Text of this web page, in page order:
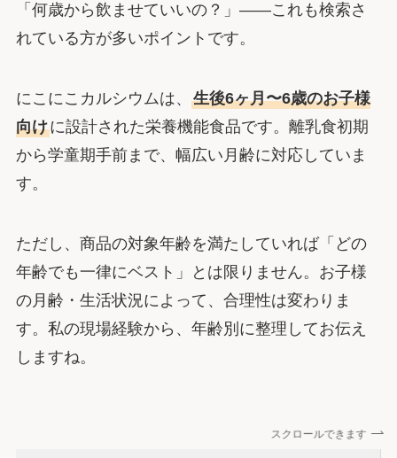
「何歳から飲ませていいの？」――これも検索さ
れている方が多いポイントです。
にこにこカルシウムは、 生後6ヶ月〜6歳のお子様
向けに設計された栄養機能食品です。離乳食初期
から学童期手前まで、幅広い月齢に対応していま
す。
ただし、商品の対象年齢を満たしていれば「どの
年齢でも一律にベスト」とは限りません。お子様
の月齢・生活状況によって、合理性は変わりま
す。私の現場経験から、年齢別に整理してお伝え
しますね。
スクロールできます